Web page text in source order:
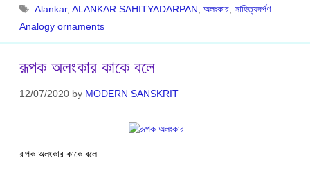
Tags
Alankar,ALANKAR SAHITYADARPAN ,অলংকার ,সাহিত্যদর্পণ
Analogy ornaments
রূপক অলংকার কাকে বলে
12/07/2020 by MODERN SANSKRIT
রূপক অলংকার কাকে বলে